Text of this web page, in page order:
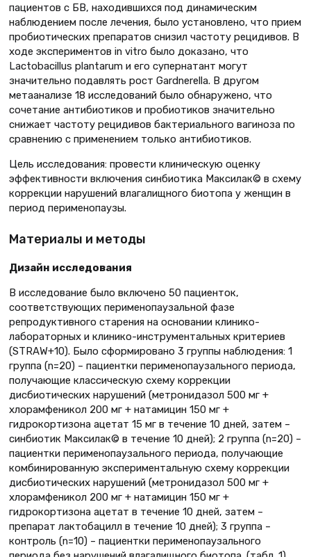
пациентов с БВ, находившихся под динамическим
наблюдением после лечения, было установлено, что прием
пробиотических препаратов снизил частоту рецидивов. В
ходе экспериментов in vitro было доказано, что
Lactobacillus plantarum и его супернатант могут
значительно подавлять рост Gardnerella. В другом
метаанализе 18 исследований было обнаружено, что
сочетание антибиотиков и пробиотиков значительно
снижает частоту рецидивов бактериального вагиноза по
сравнению с применением только антибиотиков.
Цель исследования: провести клиническую оценку
эффективности включения синбиотика Максилак© в схему
коррекции нарушений влагалищного биотопа у женщин в
период перименопаузы.
Материалы и методы
Дизайн исследования
В исследование было включено 50 пациенток,
соответствующих перименопаузальной фазе
репродуктивного старения на основании клинико-
лабораторных и клинико-инструментальных критериев
(STRAW+10). Было сформировано 3 группы наблюдения: 1
группа (n=20) – пациентки перименопаузального периода,
получающие классическую схему коррекции
дисбиотических нарушений (метронидазол 500 мг +
хлорамфеникол 200 мг + натамицин 150 мг +
гидрокортизона ацетат 15 мг в течение 10 дней, затем –
синбиотик Максилак© в течение 10 дней); 2 группа (n=20) –
пациентки перименопаузального периода, получающие
комбинированную экспериментальную схему коррекции
дисбиотических нарушений (метронидазол 500 мг +
хлорамфеникол 200 мг + натамицин 150 мг +
гидрокортизона ацетат в течение 10 дней, затем –
препарат лактобацилл в течение 10 дней); 3 группа –
контроль (n=10) – пациентки перименопаузального